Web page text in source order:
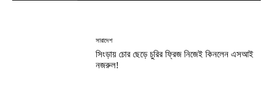
সারাদেশ
সিংড়ায় চোর ছেড়ে চুরির ফ্রিজ নিজেই কিনলেন এসআই
নজরুল!